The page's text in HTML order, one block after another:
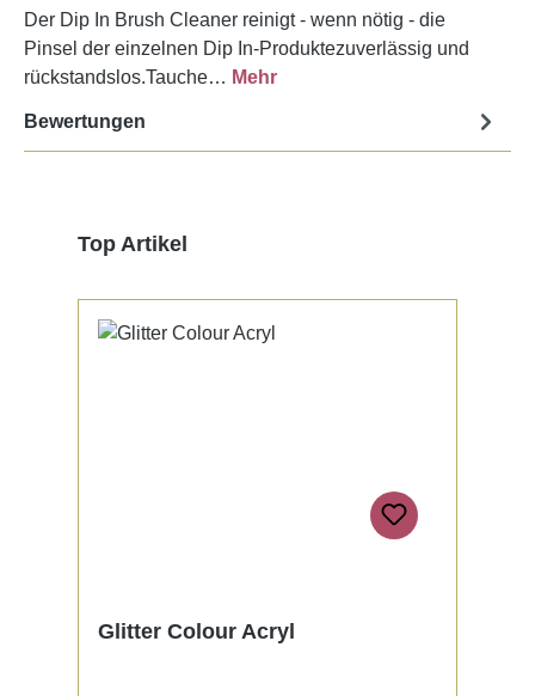
Der Dip In Brush Cleaner reinigt - wenn nötig - die
Pinsel der einzelnen Dip In-Produktezuverlässig und
rückstandslos.Tauche… Mehr
Bewertungen
Produktgalerie überspringen
Top Artikel
Glitter Colour Acryl